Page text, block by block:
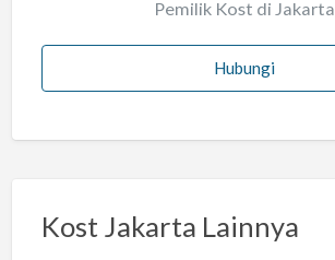
Pemilik Kost di Jakarta
Hubungi
Kost Jakarta Lainnya